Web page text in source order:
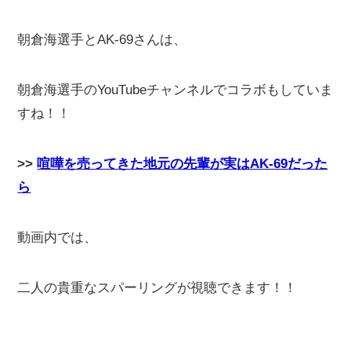
朝倉海選手とAK-69さんは、
朝倉海選手のYouTubeチャンネルでコラボもしていま
すね！！
>>喧嘩を売ってきた地元の先輩が実はAK-69だった
ら
動画内では、
二人の貴重なスパーリングが視聴できます！！